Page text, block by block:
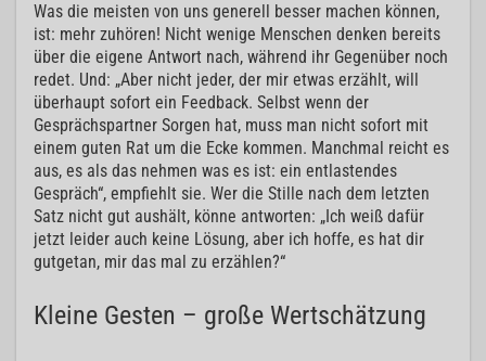
Was die meisten von uns generell besser machen können,
ist: mehr zuhören! Nicht wenige Menschen denken bereits
über die eigene Antwort nach, während ihr Gegenüber noch
redet. Und: „Aber nicht jeder, der mir etwas erzählt, will
überhaupt sofort ein Feedback. Selbst wenn der
Gesprächspartner Sorgen hat, muss man nicht sofort mit
einem guten Rat um die Ecke kommen. Manchmal reicht es
aus, es als das nehmen was es ist: ein entlastendes
Gespräch“, empfiehlt sie. Wer die Stille nach dem letzten
Satz nicht gut aushält, könne antworten: „Ich weiß dafür
jetzt leider auch keine Lösung, aber ich hoffe, es hat dir
gutgetan, mir das mal zu erzählen?“
Kleine Gesten – große Wertschätzung